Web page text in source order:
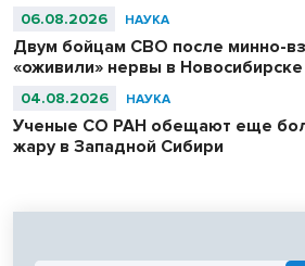
06.08.2026 НАУКА
Двум бойцам СВО после минно-
«оживили» нервы в Новосибирске
04.08.2026 НАУКА
Ученые СО РАН обещают еще
жару в Западной Сибири